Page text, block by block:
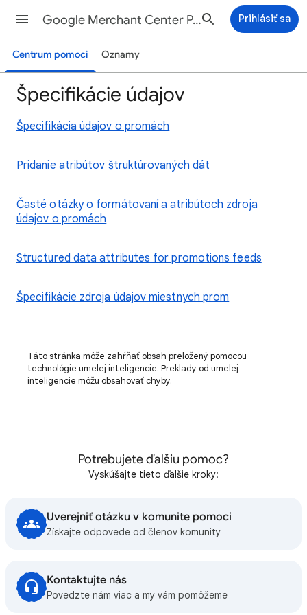
Google Merchant Center Pomocník Prihlásiť sa
Centrum pomoci Oznamy
Špecifikácie údajov
Špecifikácia údajov o promách
Pridanie atribútov štruktúrovaných dát
Časté otázky o formátovaní a atribútoch zdroja
údajov o promách
Structured data attributes for promotions feeds
Špecifikácie zdroja údajov miestnych prom
Táto stránka môže zahŕňať obsah preložený pomocou
technológie umelej inteligencie. Preklady od umelej
inteligencie môžu obsahovať chyby.
Potrebujete ďalšiu pomoc?
Vyskúšajte tieto ďalšie kroky:
Uverejniť otázku v komunite pomoci
Získajte odpovede od členov komunity
Kontaktujte nás
Povedzte nám viac a my vám pomôžeme